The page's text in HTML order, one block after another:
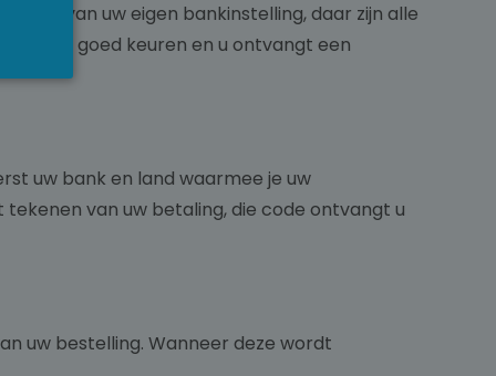
van uw eigen bankinstelling, daar zijn alle
goed keuren en u ontvangt een
uw bank en land waarmee je uw
van uw betaling, die code ontvangt u
uw bestelling. Wanneer deze wordt